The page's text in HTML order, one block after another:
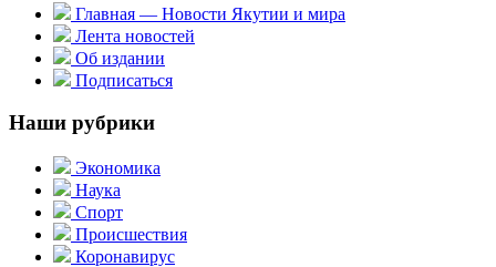
Главная — Новости Якутии и мира
Лента новостей
Об издании
Подписаться
Наши рубрики
Экономика
Наука
Спорт
Происшествия
Коронавирус